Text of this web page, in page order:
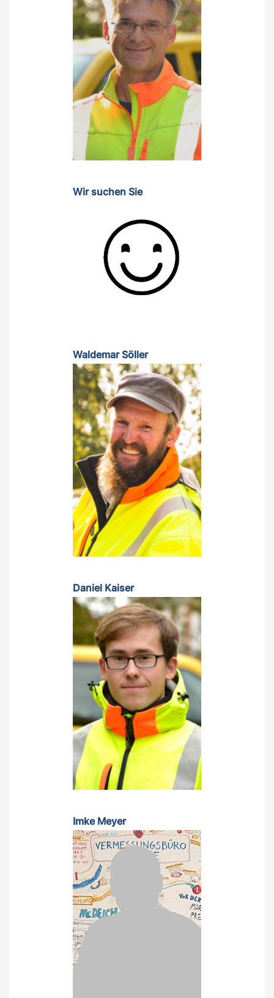
Wir suchen Sie
Waldemar Söller
Daniel Kaiser
Imke Meyer